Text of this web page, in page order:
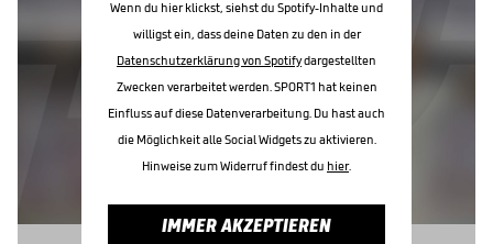
Wenn du hier klickst, siehst du Spotify-Inhalte und
willigst ein, dass deine Daten zu den in der
Datenschutzerklärung von Spotifydargestellten
Zwecken verarbeitet werden. SPORT1 hat keinen
Einfluss auf diese Datenverarbeitung. Du hast auch
die Möglichkeit alle Social Widgets zu aktivieren.
Hinweise zum Widerruf findest du hier.
IMMER AKZEPTIEREN